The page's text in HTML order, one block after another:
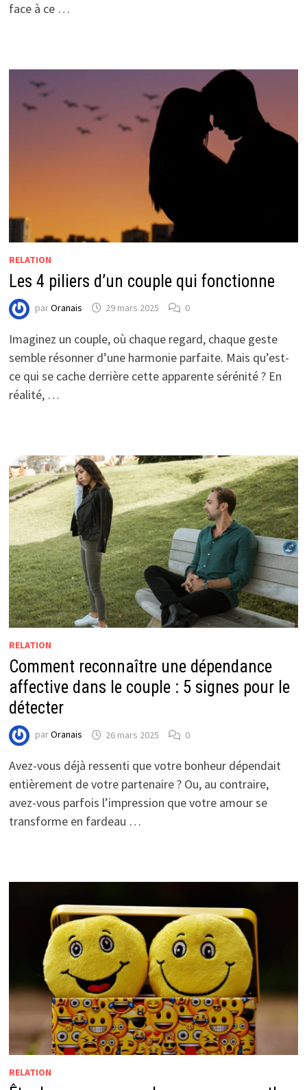
face à ce …
RELATION
Les 4 piliers d’un couple qui fonctionne
parOranais 29 mars 2025 0
Imaginez un couple, où chaque regard, chaque geste
semble résonner d’une harmonie parfaite. Mais qu’est-
ce qui se cache derrière cette apparente sérénité ? En
réalité, …
RELATION
Comment reconnaître une dépendance
affective dans le couple : 5 signes pour le
détecter
parOranais 26 mars 2025 0
Avez-vous déjà ressenti que votre bonheur dépendait
entièrement de votre partenaire ? Ou, au contraire,
avez-vous parfois l’impression que votre amour se
transforme en fardeau …
RELATION